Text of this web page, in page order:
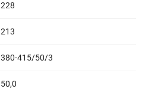
228
213
380-415/50/3
50,0